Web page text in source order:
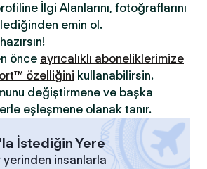
İlgi Alanlarını, fotoğraflarını
emin ol.
hazırsın!
önce ayrıcalıklı aboneliklerimize
özelliğini kullanabilirsin.
değiştirmene ve başka
eşleşmene olanak tanır.
İstediğin Yere
yerinden insanlarla